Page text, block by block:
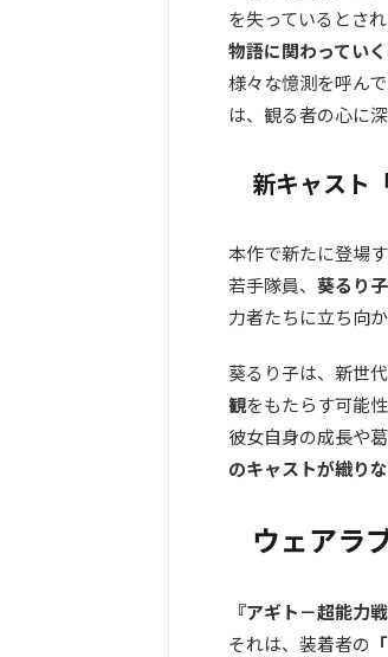
を失っているとさ
物語に関わってい
様々な憶測を呼んで
は、観る者の心に
新キャスト
本作で新たに登場
若手隊員、 葵るり子
力者たちに立ち向か
葵るり子は、新世
観をもたらす可能
彼女自身の成長や
のキャストが織り
ウェアラ
『アギト－超能力戦
それは、装着者の